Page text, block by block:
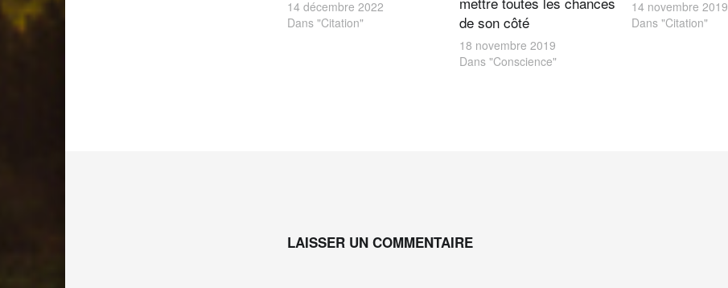
14 décembre 2022
Dans "Citation"
de son côté
18 novembre 2019
Dans "Conscience"
14 novembre 2019
Dans "Citation"
LAISSER UN COMMENTAIRE